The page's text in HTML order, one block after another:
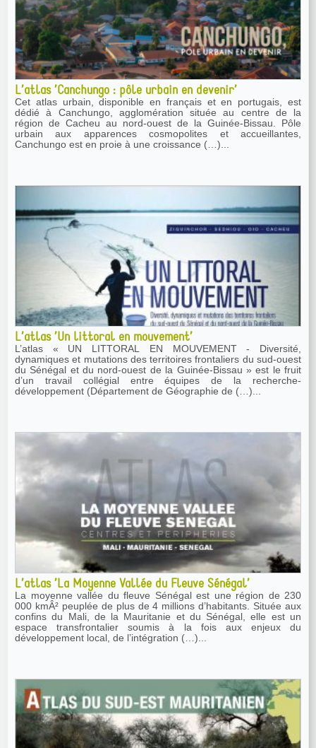
L’atlas ’Canchungo : pôle urbain en devenir’
Cet atlas urbain, disponible en français et en portugais, est
dédié à Canchungo, agglomération située au centre de la
région de Cacheu au nord-ouest de la Guinée-Bissau. Pôle
urbain aux apparences cosmopolites et accueillantes,
Canchungo est en proie à une croissance (…)...
L’atlas ’Un littoral en mouvement’
L’atlas « UN LITTORAL EN MOUVEMENT - Diversité,
dynamiques et mutations des territoires frontaliers du sud-ouest
du Sénégal et du nord-ouest de la Guinée-Bissau » est le fruit
d’un travail collégial entre équipes de la recherche-
développement (Département de Géographie de (…)...
L’atlas ’La Moyenne Vallée du Fleuve Sénégal’
La moyenne vallée du fleuve Sénégal est une région de 230
000 kmÂ² peuplée de plus de 4 millions d’habitants. Située aux
confins du Mali, de la Mauritanie et du Sénégal, elle est un
espace transfrontalier soumis à la fois aux enjeux du
développement local, de l’intégration (…)...